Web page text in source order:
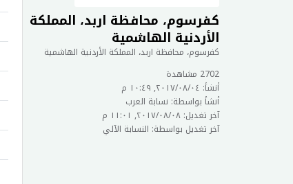
كفرسوم، محافظة اربد، المملكة
الأردنية الهاشمية
كفرسوم، محافظة اربد، المملكة الأردنية الهاشمية
2702 مشاهدة
أنشأ: ٠٤‏/٠٨‏/٢٠١٧, ١٠:٤٩ م
أنشأ بواسطة: نسابة العرب
آخر تغديل: ٠٨‏/٠٨‏/٢٠١٧, ١١:٠١ م
آخر تغديل بواسطة: النسابة الآلي